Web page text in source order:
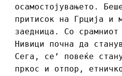
осамостојувањето.
притисок на Грција и
заедница. Со срамниот
Нивици почна да
Сега, се’ повеќе
пркос и отпор,